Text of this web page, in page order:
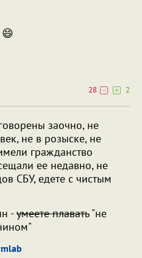
😄
28
2
заочно, не
не в розыске, не
гражданство
ее недавно, не
СБУ, едете с чистым
-умеете плавать"не